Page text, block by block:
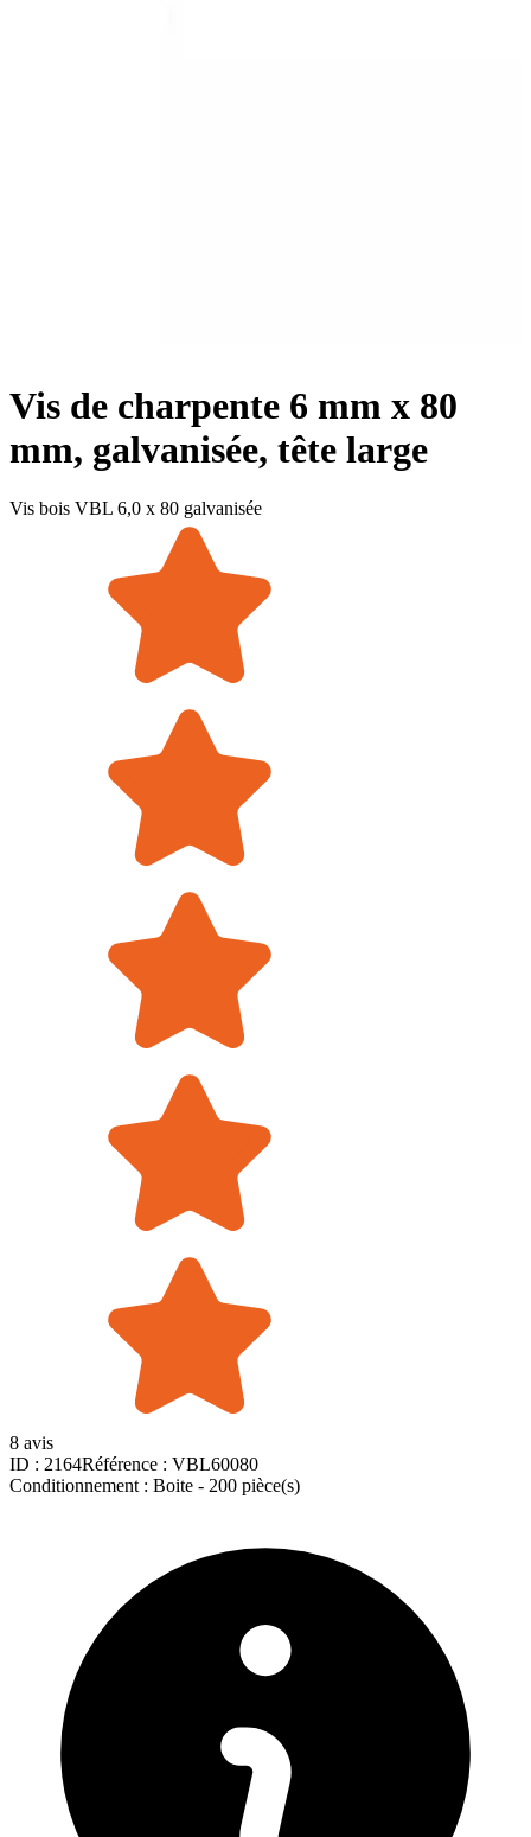
Vis de charpente 6 mm x 80
mm, galvanisée, tête large
Vis bois VBL 6,0 x 80 galvanisée
8 avis
ID : 2164Référence : VBL60080
Conditionnement : Boite - 200 pièce(s)